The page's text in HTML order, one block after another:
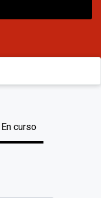
En curso